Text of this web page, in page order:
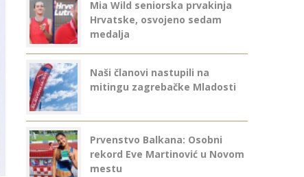
Mia Wild seniorska prvakinja
Hrvatske, osvojeno sedam
medalja
Naši članovi nastupili na
mitingu zagrebačke Mladosti
Prvenstvo Balkana: Osobni
rekord Eve Martinović u Novom
mestu